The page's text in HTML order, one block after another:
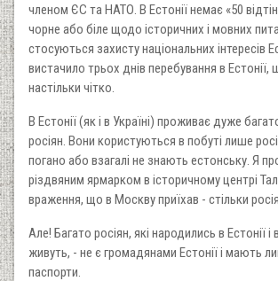
членом ЄС та НАТО. В Естонії немає «50
чорне або біле щодо історичних і мовних
стосуються захисту національних інтересів
вистачило трьох днів перебування в Естонії,
настільки чітко.
В Естонії (як і в Україні) проживає дуже
росіян. Вони користуються в побуті лише
погано або взагалі не знають естонську. Я
різдвяним ярмарком в історичному центрі
враження, що в Москву приїхав - стільки
Але! Багато росіян, які народились в Естонії
живуть, - не є громадянами Естонії і мають
паспорти.